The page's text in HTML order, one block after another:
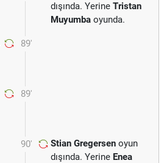
dışında. Yerine Tristan
Muyumba oyunda.
89'
89'
90' Stian Gregersen oyun
dışında. Yerine Enea